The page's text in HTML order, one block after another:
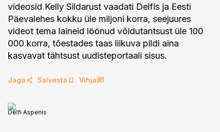
videosid Kelly Sildarust vaadati Delfis ja Eesti
Päevalehes kokku üle miljoni korra, seejuures
videot tema laineid löönud võidutantsust üle 100
000 korra, tõestades taas liikuva pildi aina
kasvavat tähtsust uudisteportaali sisus.
Jaga Salvesta Vihja
Delfi Aspenis